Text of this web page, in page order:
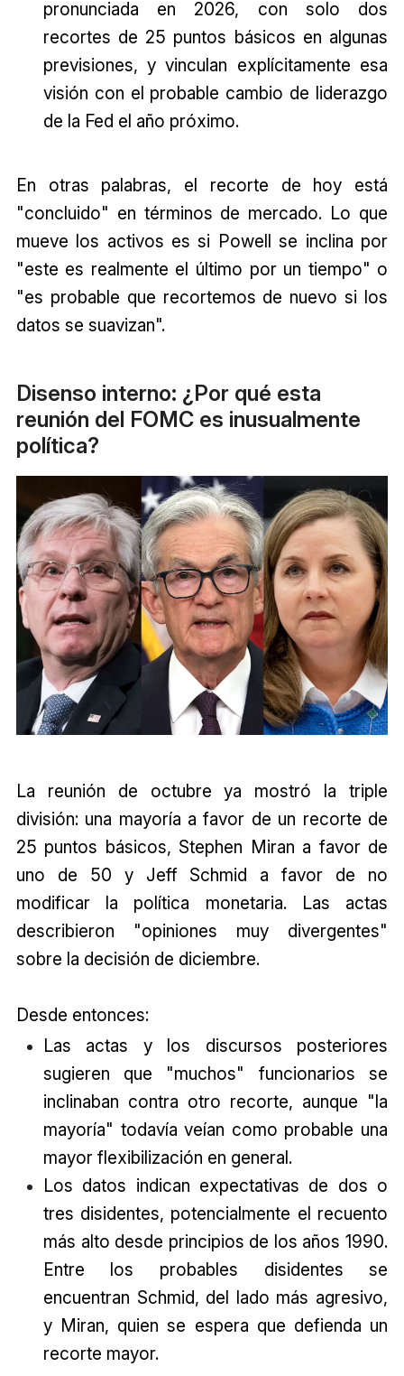
pronunciada en 2026, con solo dos
recortes de 25 puntos básicos en algunas
previsiones, y vinculan explícitamente esa
visión con el probable cambio de liderazgo
de la Fed el año próximo.
En otras palabras, el recorte de hoy está
"concluido" en términos de mercado. Lo que
mueve los activos es si Powell se inclina por
"este es realmente el último por un tiempo" o
"es probable que recortemos de nuevo si los
datos se suavizan".
Disenso interno: ¿Por qué esta
reunión del FOMC es inusualmente
política?
La reunión de octubre ya mostró la triple
división: una mayoría a favor de un recorte de
25 puntos básicos, Stephen Miran a favor de
uno de 50 y Jeff Schmid a favor de no
modificar la política monetaria. Las actas
describieron "opiniones muy divergentes"
sobre la decisión de diciembre.
Desde entonces:
Las actas y los discursos posteriores
sugieren que "muchos" funcionarios se
inclinaban contra otro recorte, aunque "la
mayoría" todavía veían como probable una
mayor flexibilización en general.
Los datos indican expectativas de dos o
tres disidentes, potencialmente el recuento
más alto desde principios de los años 1990.
Entre los probables disidentes se
encuentran Schmid, del lado más agresivo,
y Miran, quien se espera que defienda un
recorte mayor.